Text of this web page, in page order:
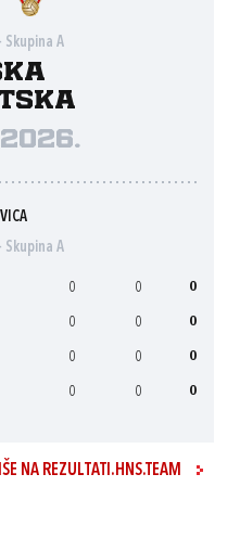
Skupina A
Skupina A
0 0 0
0 0 0
0 0 0
0 0 0
NA REZULTATI.HNS.TEAM